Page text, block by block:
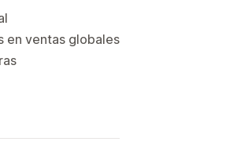
en ventas globales